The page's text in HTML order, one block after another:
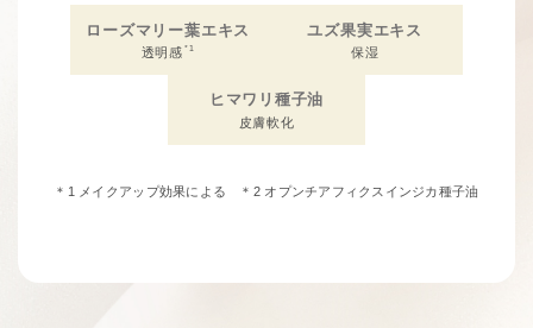
ローズマリー葉エキス
透明感 *1
ユズ果実エキス
保湿
ヒマワリ種子油
皮膚軟化
＊1 メイクアップ効果による ＊2 オプンチアフィクスインジカ種子油